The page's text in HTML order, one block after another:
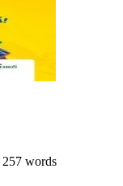
257 words